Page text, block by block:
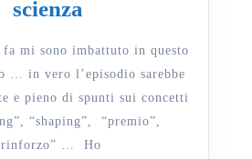
scienza
…
non
è
un
mi sono imbattuto in questo
… in vero l’episodio sarebbe
e pieno di spunti sui concetti
“shaping”, “premio”,
… Ho